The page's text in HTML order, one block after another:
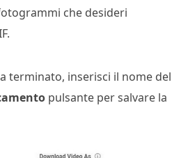
che desideri
terminato, inserisci il nome del
pulsante per salvare la